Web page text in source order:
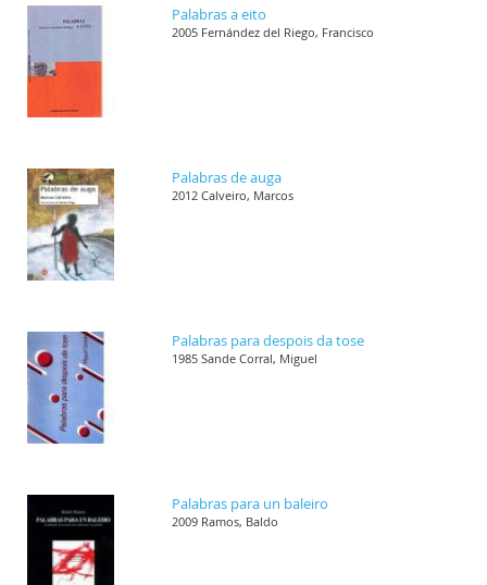
Palabras a eito
2005 Fernández del Riego, Francisco
Palabras de auga
2012 Calveiro, Marcos
Palabras para despois da tose
1985 Sande Corral, Miguel
Palabras para un baleiro
2009 Ramos, Baldo